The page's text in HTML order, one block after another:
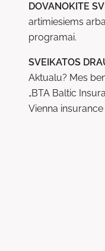
DOVANOKITE
artimiesiems
programai.
SVEIKATOS
Aktualu? Mes
„BTA Baltic
Vienna insurance